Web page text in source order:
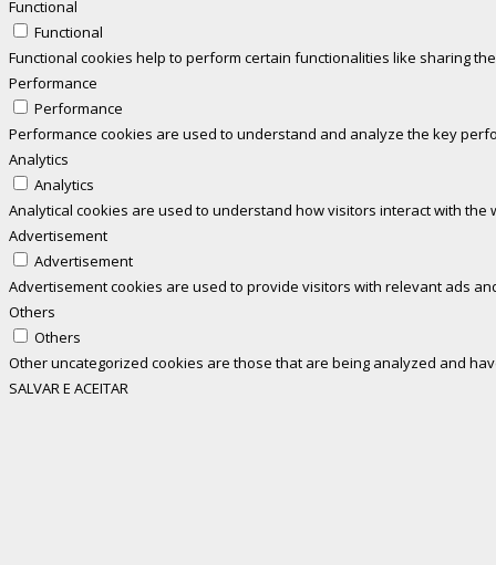
Functional
Functional
Functional cookies help to perform certain functionalities like sharing
Performance
Performance
Performance cookies are used to understand and analyze the key
Analytics
Analytics
Analytical cookies are used to understand how visitors interact with
Advertisement
Advertisement
Advertisement cookies are used to provide visitors with relevant ads
Others
Others
Other uncategorized cookies are those that are being analyzed and
SALVAR E ACEITAR